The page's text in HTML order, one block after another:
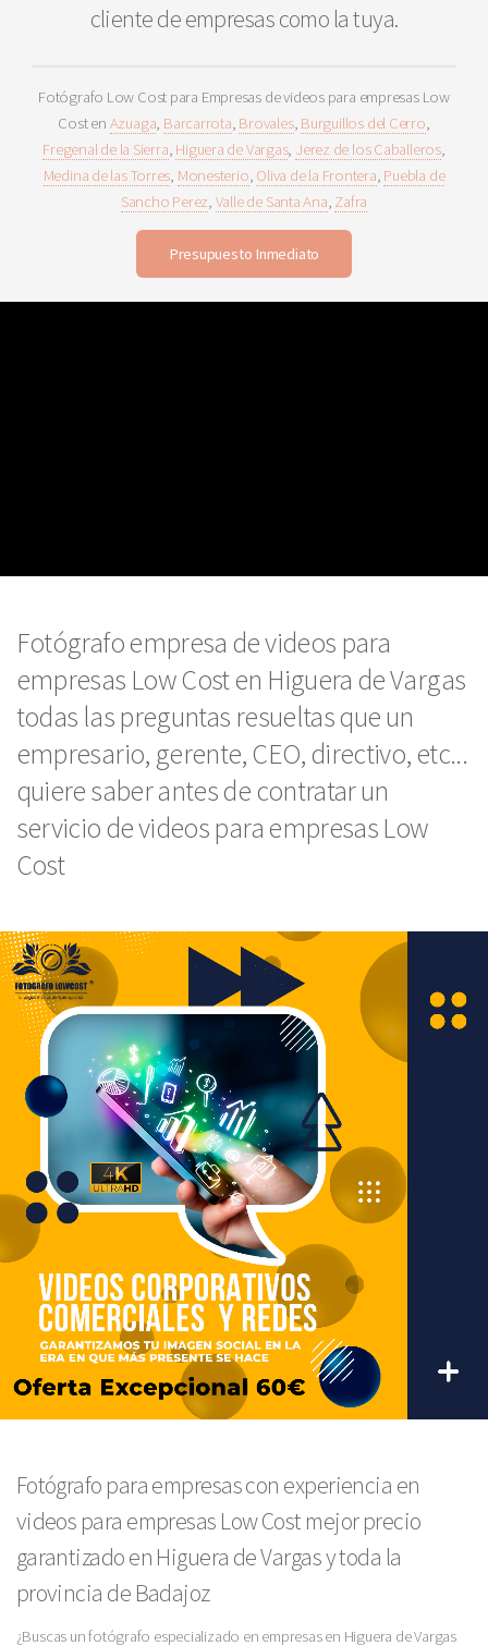
cliente de empresas como la tuya.
Fotógrafo Low Cost para Empresas de videos para empresas Low
Cost en Azuaga, Barcarrota, Brovales, Burguillos del Cerro,
Fregenal de la Sierra, Higuera de Vargas, Jerez de los Caballeros,
Medina de las Torres, Monesterio, Oliva de la Frontera, Puebla de
Sancho Perez, Valle de Santa Ana, Zafra
Presupuesto Inmediato
Fotógrafo empresa de videos para
empresas Low Cost en Higuera de Vargas
todas las preguntas resueltas que un
empresario, gerente, CEO, directivo, etc...
quiere saber antes de contratar un
servicio de videos para empresas Low
Cost
Fotógrafo para empresas con experiencia en
videos para empresas Low Cost mejor precio
garantizado en Higuera de Vargas y toda la
provincia de Badajoz
¿Buscas un fotógrafo especializado en empresas en Higuera de Vargas